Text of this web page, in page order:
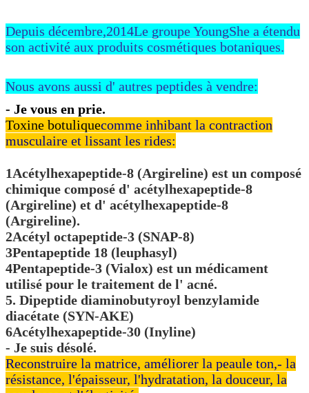
Depuis décembre,2014Le groupe YoungShe a étendu
son activité aux produits cosmétiques botaniques.
Nous avons aussi d' autres peptides à vendre:
- Je vous en prie.
Toxine botuliquecomme inhibant la contraction
musculaire et lissant les rides:
1Acétylhexapeptide-8 (Argireline) est un composé
chimique composé d' acétylhexapeptide-8
(Argireline) et d' acétylhexapeptide-8
(Argireline).
2Acétyl octapeptide-3 (SNAP-8)
3Pentapeptide 18 (leuphasyl)
4Pentapeptide-3 (Vialox) est un médicament
utilisé pour le traitement de l' acné.
5. Dipeptide diaminobutyroyl benzylamide
diacétate (SYN-AKE)
6Acétylhexapeptide-30 (Inyline)
- Je suis désolé.
Reconstruire la matrice, améliorer la peaule ton,- la
résistance, l'épaisseur, l'hydratation, la douceur, la